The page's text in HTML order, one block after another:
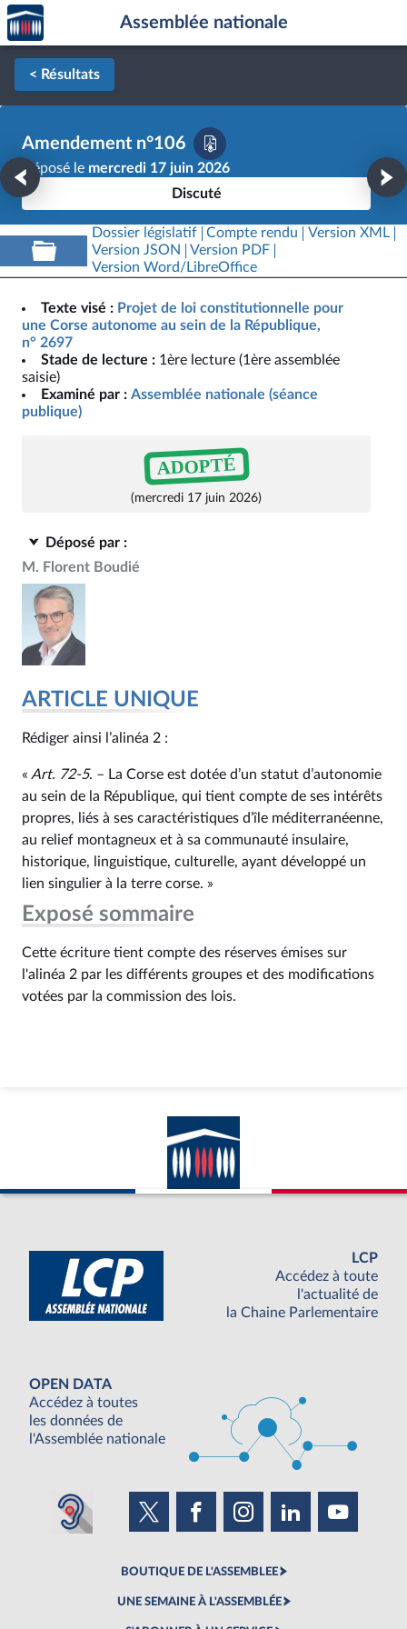
Aller au contenu
Aller en bas de la page
Accèder
à la
page
d'accueil
Assemblée nationale
< Résultats
Amendement n°106
Déposé le mercredi 17 juin 2026
Discuté
Dossier législatif Compte rendu
Version XML
Version JSON
Version PDF
Version Word/LibreOffice
Texte visé : Projet de loi constitutionnelle pour
une Corse autonome au sein de la République,
n° 2697
Stade de lecture : 1ère lecture (1ère assemblée
saisie)
Examiné par : Assemblée nationale (séance
publique)
ADOPTÉ
(mercredi 17 juin 2026)
Déposé par :
M. Florent Boudié
ARTICLE UNIQUE
Rédiger ainsi l’alinéa 2 :
« Art. 72‑5. – La Corse est dotée d’un statut d’autonomie
au sein de la République, qui tient compte de ses intérêts
propres, liés à ses caractéristiques d’île méditerranéenne,
au relief montagneux et à sa communauté insulaire,
historique, linguistique, culturelle, ayant développé un
lien singulier à la terre corse. »
Exposé sommaire
Cette écriture tient compte des réserves émises sur
l'alinéa 2 par les différents groupes et des modifications
votées par la commission des lois.
LCP
Accédez à toute
l'actualité de
la Chaine Parlementaire
OPEN DATA
Accédez à toutes
les données de
l'Assemblée nationale
BOUTIQUE DE L'ASSEMBLEE
UNE SEMAINE À L'ASSEMBLÉE